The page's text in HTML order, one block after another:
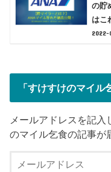
の貯
はこ
2022-
「すけすけのマイル
メールアドレスを記
のマイル乞食の記事が